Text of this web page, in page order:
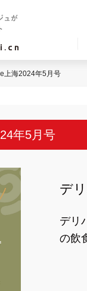
上海2024年5月号
年5月号
デ
デリ
の飲